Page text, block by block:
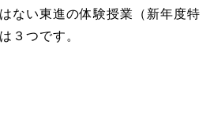
ない東進の体験授業（新年度特
３つです。